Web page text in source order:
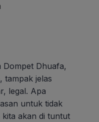
Dompet Dhuafa,
tampak jelas
legal. Apa
untuk tidak
kita akan di tuntut